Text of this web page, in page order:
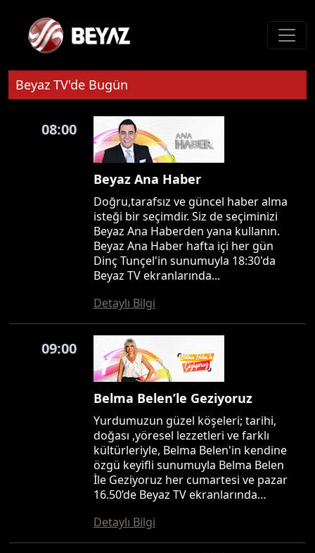
Beyaz TV'de Bugün
08:00
Beyaz Ana Haber
Doğru,tarafsız ve güncel haber alma
isteği bir seçimdir. Siz de seçiminizi
Beyaz Ana Haberden yana kullanın.
Beyaz Ana Haber hafta içi her gün
Dinç Tunçel'in sunumuyla 18:30'da
Beyaz TV ekranlarında...
Detaylı Bilgi
09:00
Belma Belen’le Geziyoruz
Yurdumuzun güzel köşeleri; tarihi,
doğası ,yöresel lezzetleri ve farklı
kültürleriyle, Belma Belen'in kendine
özgü keyifli sunumuyla Belma Belen
İle Geziyoruz her cumartesi ve pazar
16.50’de Beyaz TV ekranlarında…
Detaylı Bilgi